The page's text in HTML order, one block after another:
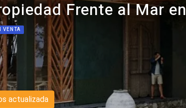
Frente al Mar en
VENTA
actualizada